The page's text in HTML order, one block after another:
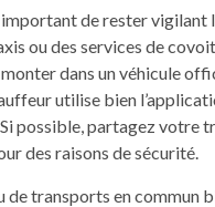
de rester vigilant
ou des services de
dans un véhicule
utilise bien
possible, partagez votre
des raisons de sécurité.
de transports en commun